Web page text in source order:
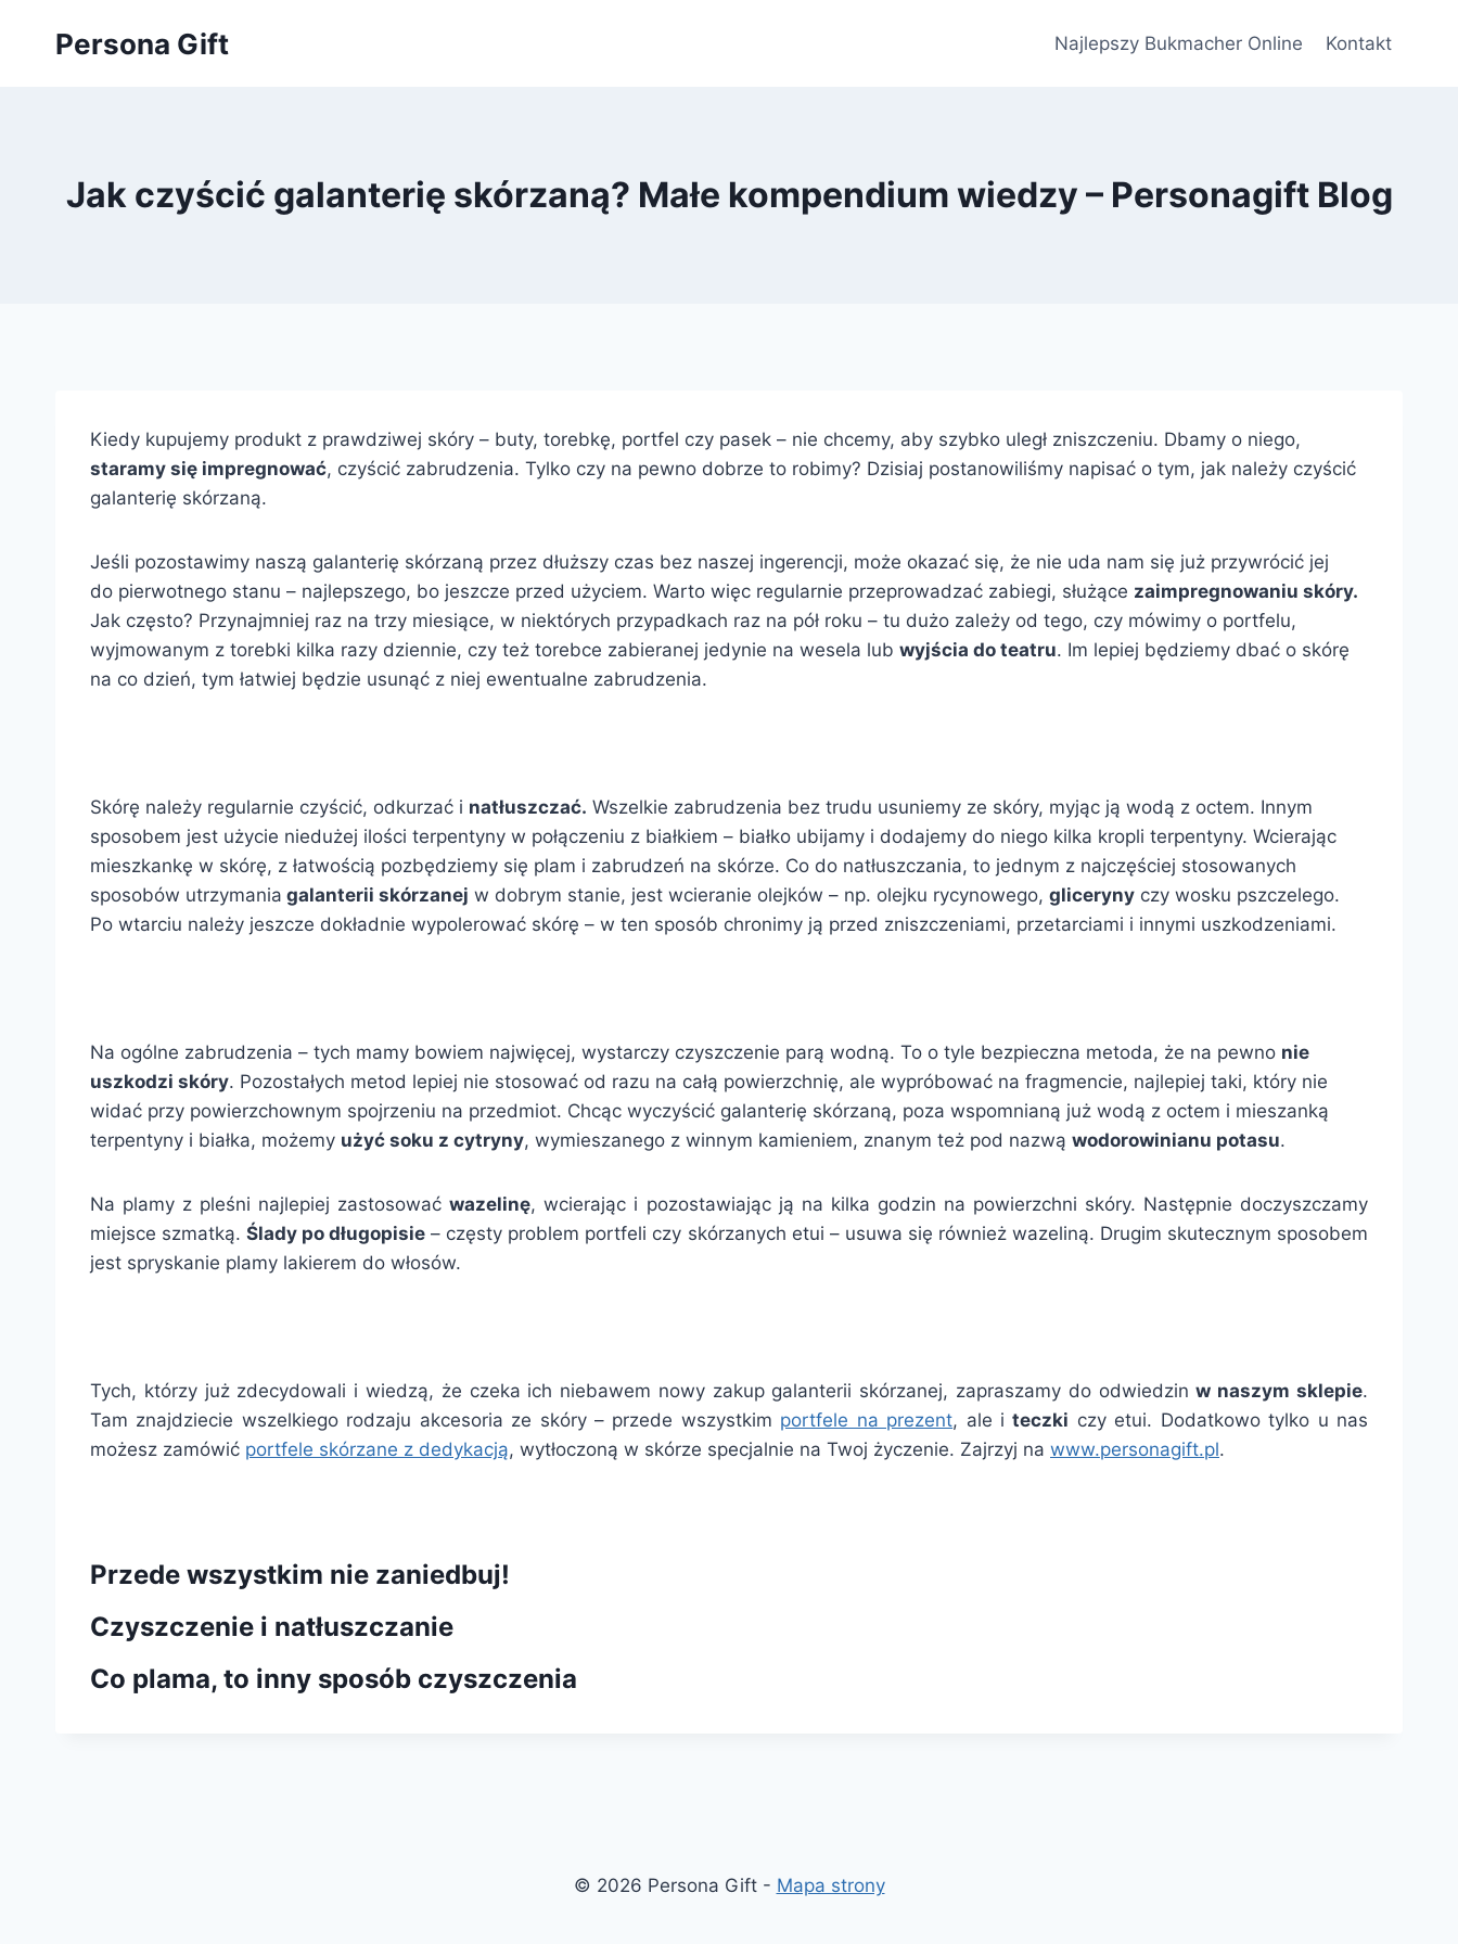
Persona Gift Najlepszy Bukmacher Online Kontakt
Jak czyścić galanterię skórzaną? Małe kompendium wiedzy – Personagift Blog
Kiedy kupujemy produkt z prawdziwej skóry – buty, torebkę, portfel czy pasek – nie chcemy, aby szybko uległ zniszczeniu. Dbamy o niego,
staramy się impregnować, czyścić zabrudzenia. Tylko czy na pewno dobrze to robimy? Dzisiaj postanowiliśmy napisać o tym, jak należy czyścić
galanterię skórzaną.
Jeśli pozostawimy naszą galanterię skórzaną przez dłuższy czas bez naszej ingerencji, może okazać się, że nie uda nam się już przywrócić jej
do pierwotnego stanu – najlepszego, bo jeszcze przed użyciem. Warto więc regularnie przeprowadzać zabiegi, służące zaimpregnowaniu skóry.
Jak często? Przynajmniej raz na trzy miesiące, w niektórych przypadkach raz na pół roku – tu dużo zależy od tego, czy mówimy o portfelu,
wyjmowanym z torebki kilka razy dziennie, czy też torebce zabieranej jedynie na wesela lub wyjścia do teatru. Im lepiej będziemy dbać o skórę
na co dzień, tym łatwiej będzie usunąć z niej ewentualne zabrudzenia.
Skórę należy regularnie czyścić, odkurzać i natłuszczać. Wszelkie zabrudzenia bez trudu usuniemy ze skóry, myjąc ją wodą z octem. Innym
sposobem jest użycie niedużej ilości terpentyny w połączeniu z białkiem – białko ubijamy i dodajemy do niego kilka kropli terpentyny. Wcierając
mieszkankę w skórę, z łatwością pozbędziemy się plam i zabrudzeń na skórze. Co do natłuszczania, to jednym z najczęściej stosowanych
sposobów utrzymania galanterii skórzanej w dobrym stanie, jest wcieranie olejków – np. olejku rycynowego, gliceryny czy wosku pszczelego.
Po wtarciu należy jeszcze dokładnie wypolerować skórę – w ten sposób chronimy ją przed zniszczeniami, przetarciami i innymi uszkodzeniami.
Na ogólne zabrudzenia – tych mamy bowiem najwięcej, wystarczy czyszczenie parą wodną. To o tyle bezpieczna metoda, że na pewno nie
uszkodzi skóry. Pozostałych metod lepiej nie stosować od razu na całą powierzchnię, ale wypróbować na fragmencie, najlepiej taki, który nie
widać przy powierzchownym spojrzeniu na przedmiot. Chcąc wyczyścić galanterię skórzaną, poza wspomnianą już wodą z octem i mieszanką
terpentyny i białka, możemy użyć soku z cytryny, wymieszanego z winnym kamieniem, znanym też pod nazwą wodorowinianu potasu.
Na plamy z pleśni najlepiej zastosowaćwazelinę, wcierając i pozostawiając ją na kilka godzin na powierzchni skóry. Następnie doczyszczamy
miejsce szmatką.Ślady po długopisie – częsty problem portfeli czy skórzanych etui – usuwa się również wazeliną. Drugim skutecznym sposobem
jest spryskanie plamy lakierem do włosów.
Tych, którzy już zdecydowali i wiedzą, że czeka ich niebawem nowy zakup galanterii skórzanej, zapraszamy do odwiedzinw naszym sklepie.
Tam znajdziecie wszelkiego rodzaju akcesoria ze skóry – przede wszystkim portfele na prezent, ale iteczki czy etui. Dodatkowo tylko u nas
możesz zamówić portfele skórzane z dedykacją, wytłoczoną w skórze specjalnie na Twoj życzenie. Zajrzyj na www.personagift.pl.
Przede wszystkim nie zaniedbuj!
Czyszczenie i natłuszczanie
Co plama, to inny sposób czyszczenia
© 2026 Persona Gift - Mapa strony